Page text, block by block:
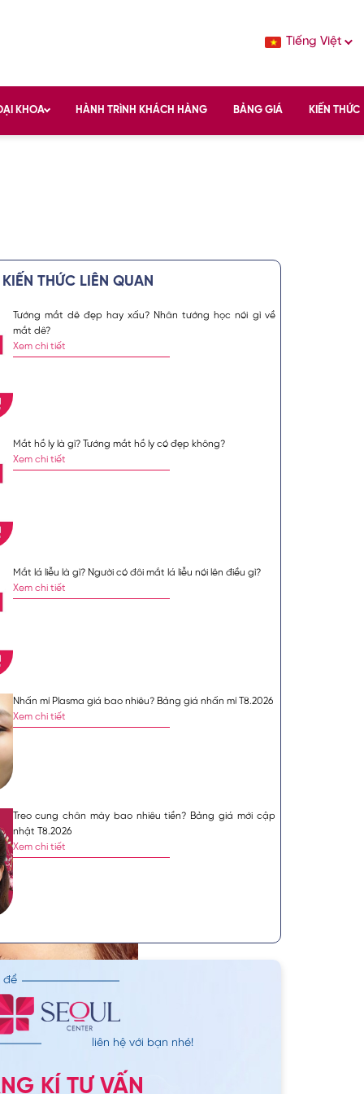
Tiếng Việt
KHOA HÀNH TRÌNH KHÁCH HÀNG BẢNG GIÁ KIẾN THỨC
KIM KHOA
kiến thức
như một vị
sự hài lòng
đảm nhiệm
Da Liễu
Mặc định
đến tính thẩm mỹ
đời để loại bỏ các
phụ nữ.
lệphổ biến, hiệu
. Nước mắt khi rơi sẽ
mệt mỏi và trông già
THỨC LIÊN QUAN
Tướng mắt dê đẹp hay xấu? Nhân tướng học nói gì về
mắt dê?
Xem chi tiết
Mắt hồ ly là gì? Tướng mắt hồ ly có đẹp không?
Xem chi tiết
Mắt lá liễu là gì? Người có đôi mắt lá liễu nói lên điều gì?
Xem chi tiết
Nhấn mí Plasma giá bao nhiêu? Bảng giá nhấn mí T8.2026
Xem chi tiết
Treo cung chân mày bao nhiêu tiền? Bảng giá mới cập
nhật T8.2026
Xem chi tiết
để
liên hệ với bạn nhé!
KÍ TƯ VẤN